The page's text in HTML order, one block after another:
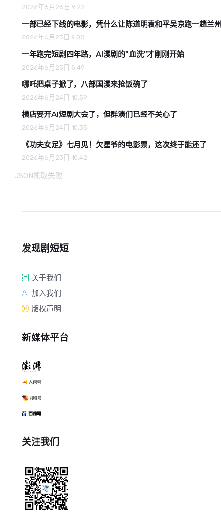
2026年6月26日 9:22
一部已经下线的电影，凭什么让陈道明袁和平吴京跑一趟兰
2026年6月25日 9:08
一年跑完短剧四年路，AI漫剧的"血洗"才刚刚开始
2026年6月25日 8:49
哪吒把桌子掀了，八部国漫来抢饭碗了
2026年6月24日 10:59
横店要开AI短剧大会了，但群演们已经不关心了
2026年6月24日 10:35
《功夫女足》七月见！欠星爷的电影票，这次终于能还了
2026年6月23日 10:42
JSON抓取失败
发现剧短短
关于我们
加入我们
版权声明
新媒体平台
关注我们